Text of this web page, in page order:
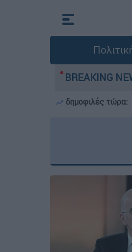
BREAKING
Πόρτο Γερμανό μετά τη
δημοφιλές τώρα: